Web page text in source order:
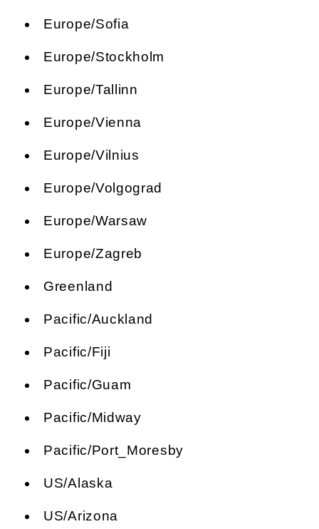
Europe/Sofia
Europe/Stockholm
Europe/Tallinn
Europe/Vienna
Europe/Vilnius
Europe/Volgograd
Europe/Warsaw
Europe/Zagreb
Greenland
Pacific/Auckland
Pacific/Fiji
Pacific/Guam
Pacific/Midway
Pacific/Port_Moresby
US/Alaska
US/Arizona